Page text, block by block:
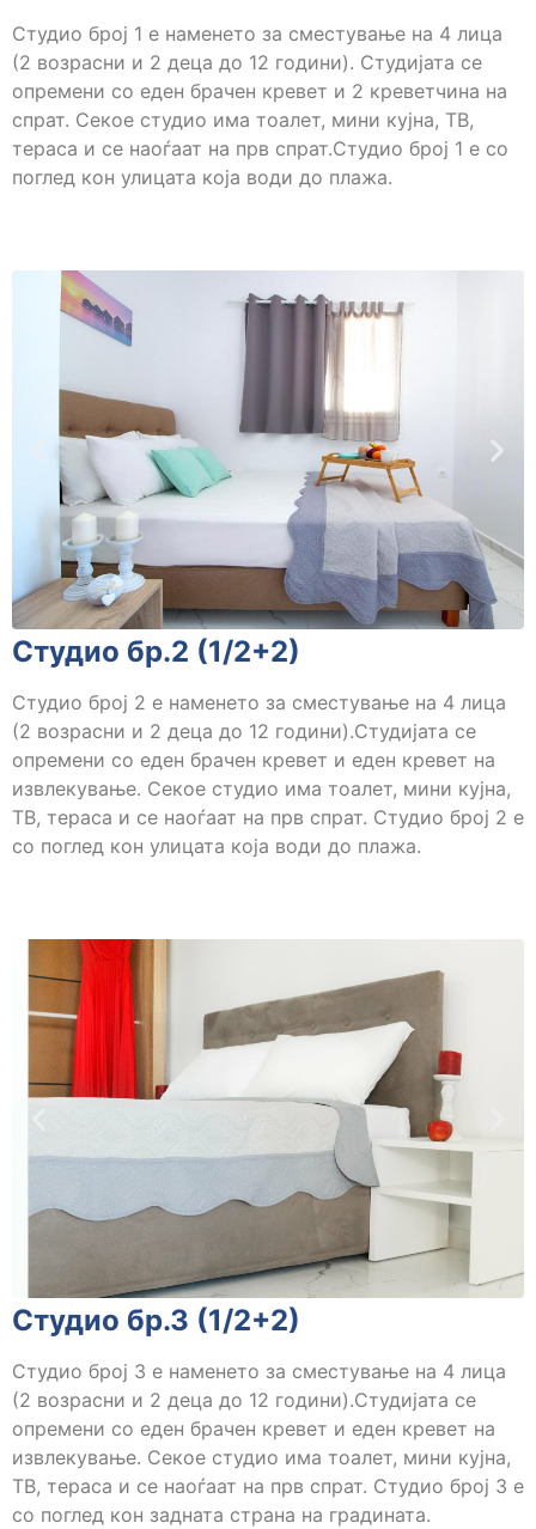
Студио број 1 е наменето за сместување на 4 лица
(2 возрасни и 2 деца до 12 години). Студијата се
опремени со еден брачен кревет и 2 креветчина на
спрат. Секое студио има тоалет, мини кујна, ТВ,
тераса и се наоѓаат на прв спрат.Студио број 1 е со
поглед кон улицата која води до плажа.
Студио бр.2 (1/2+2)
Студио број 2 е наменето за сместување на 4 лица
(2 возрасни и 2 деца до 12 години).Студијата се
опремени со еден брачен кревет и еден кревет на
извлекување. Секое студио има тоалет, мини кујна,
ТВ, тераса и се наоѓаат на прв спрат. Студио број 2 е
со поглед кон улицата која води до плажа.
Студио бр.3 (1/2+2)
Студио број 3 е наменето за сместување на 4 лица
(2 возрасни и 2 деца до 12 години).Студијата се
опремени со еден брачен кревет и еден кревет на
извлекување. Секое студио има тоалет, мини кујна,
ТВ, тераса и се наоѓаат на прв спрат. Студио број 3 е
со поглед кон задната страна на градината.